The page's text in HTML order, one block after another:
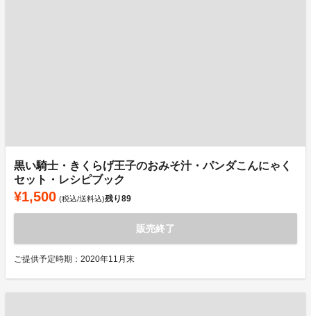
黒い騎士・きくらげ王子のおみそ汁・パンダこんにゃく
セット・レシピブック
¥1,500 (税込/送料込)残り89
販売終了
ご提供予定時期：2020年11月末